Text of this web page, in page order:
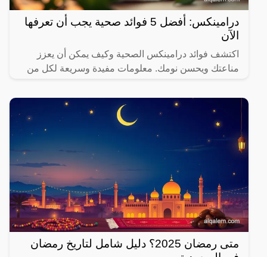
درامينكس: أفضل 5 فوائد صحية يجب أن تعرفها
الآن
اكتشف فوائد درامينكس الصحية وكيف يمكن أن يعزز
مناعتك ويحسن نومك. معلومات مفيدة وسريعة لكل من
متى رمضان 2025؟ دليل شامل لتاريخ رمضان